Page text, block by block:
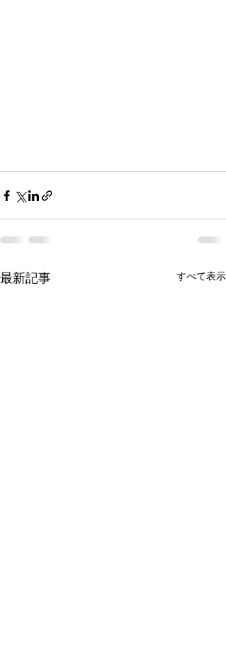
最新記事 すべて表示